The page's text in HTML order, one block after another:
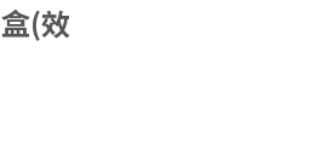
(效